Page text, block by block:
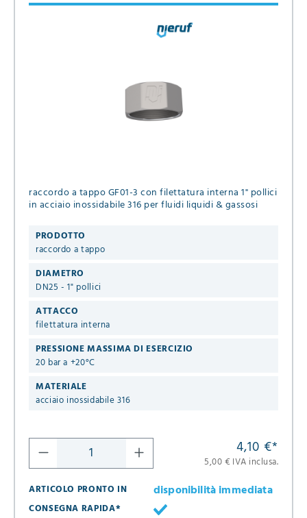
raccordo a tappo GF01-3 con filettatura interna 1" pollici
in acciaio inossidabile 316 per fluidi liquidi & gassosi
PRODOTTO
raccordo a tappo
DIAMETRO
DN25 - 1" pollici
ATTACCO
filettatura interna
PRESSIONE MASSIMA DI ESERCIZIO
20 bar a +20°C
MATERIALE
acciaio inossidabile 316
4,10 €*
5,00 € IVA inclusa.
ARTICOLO PRONTO IN
disponibilità immediata
CONSEGNA RAPIDA*